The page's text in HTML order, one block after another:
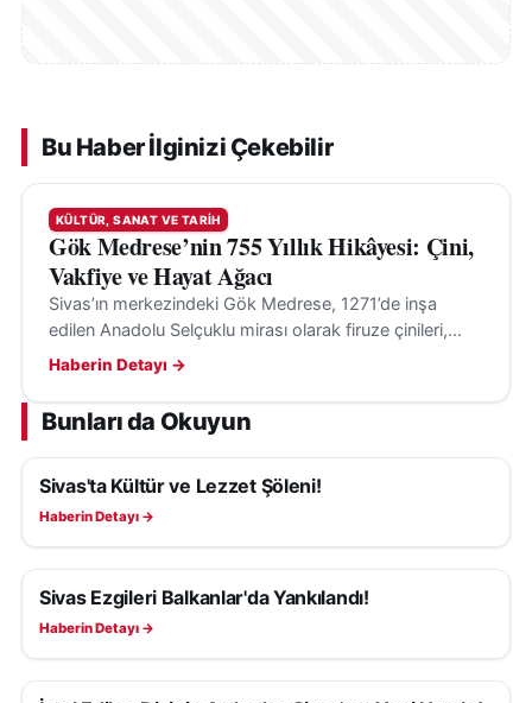
Bu Haber İlginizi Çekebilir
KÜLTÜR, SANAT VE TARIH
Gök Medrese’nin 755 Yıllık Hikâyesi: Çini,
Vakfiye ve Hayat Ağacı
Sivas’ın merkezindeki Gök Medrese, 1271’de inşa
edilen Anadolu Selçuklu mirası olarak firuze çinileri,
anıtsal taçkapısı ve hayat ağacı motifiyle geçmişten
Haberin Detayı →
Bunları da Okuyun
KÜLTÜR, SANAT VE TARIH
Sivas'ta Kültür ve Lezzet Şöleni!
Haberin Detayı →
KÜLTÜR, SANAT VE TARIH
Sivas Ezgileri Balkanlar'da Yankılandı!
Haberin Detayı →